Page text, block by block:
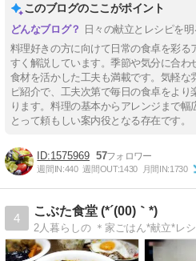
このブログのここがポイント
日々の献立とレシピを
料理好きの方に向けて日常の食卓を彩
すく解説しています。季節や気分に合
食材を活かした工夫も満載です。気軽な
ピ紹介で、工夫次第で毎日の食卓をよ
ります。料理の基本からアレンジまで
とって頼もしい案内役となる存在です。
1575969 57
週間IN:440 週間OUT:1430 月間IN:1730
4
こぶた食堂 (*´(00)｀*)